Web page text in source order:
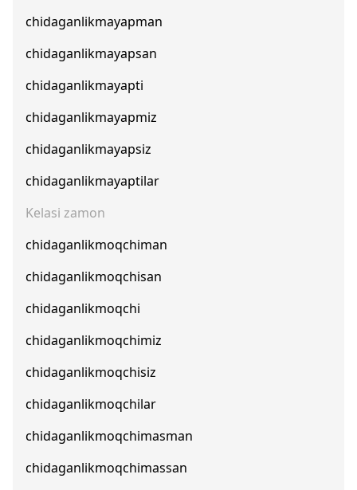
chidaganlikmayapman
chidaganlikmayapsan
chidaganlikmayapti
chidaganlikmayapmiz
chidaganlikmayapsiz
chidaganlikmayaptilar
Kelasi zamon
chidaganlikmoqchiman
chidaganlikmoqchisan
chidaganlikmoqchi
chidaganlikmoqchimiz
chidaganlikmoqchisiz
chidaganlikmoqchilar
chidaganlikmoqchimasman
chidaganlikmoqchimassan